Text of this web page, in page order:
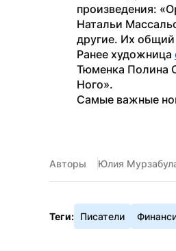
произведения:
Натальи
другие. Их
Ранее художница
Тюменка Полина
Ного».
Самые важные
Авторы Юлия
Теги: Писатели